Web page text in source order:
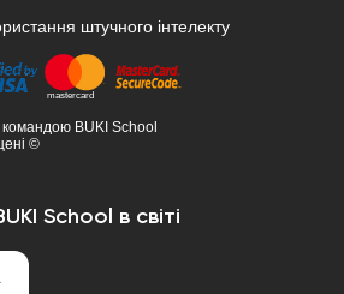
штучного інтелекту
BUKI School
©
School в світі